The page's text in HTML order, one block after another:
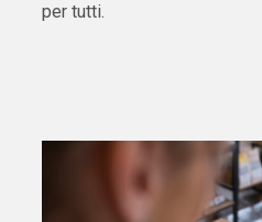
per tutti.